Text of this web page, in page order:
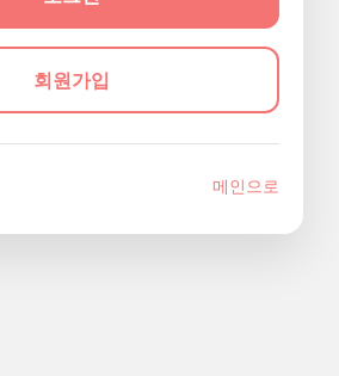
회원가입
메인으로